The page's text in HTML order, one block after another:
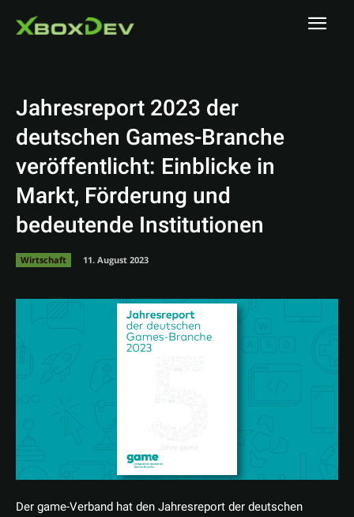
Jahresreport 2023 der
deutschen Games-Branche
veröffentlicht: Einblicke in
Markt, Förderung und
bedeutende Institutionen
Wirtschaft 11. August 2023
Der game-Verband hat den Jahresreport der deutschen